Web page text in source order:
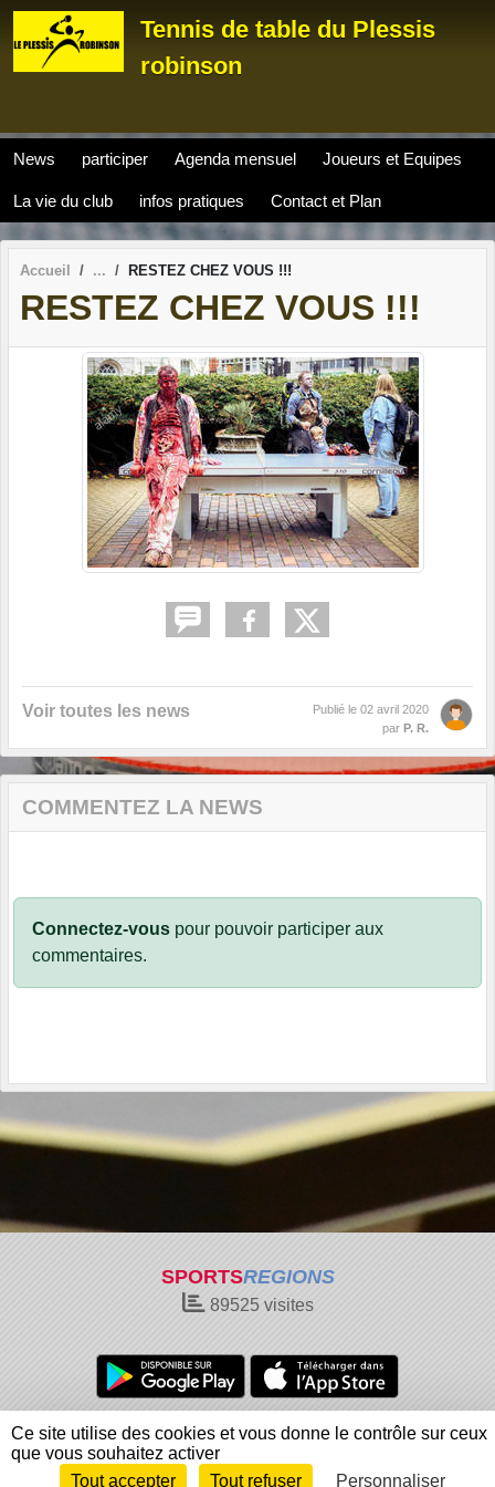
Tennis de table du Plessis
robinson
News participer Agenda mensuel Joueurs et Equipes
La vie du club infos pratiques Contact et Plan
Accueil RESTEZ CHEZ VOUS !!!
RESTEZ CHEZ VOUS !!!
Voir toutes les news Publié le 02 avril 2020
par P. R.
COMMENTEZ LA NEWS
Connectez-vous pour pouvoir participer aux
commentaires.
SPORTSREGIONS
89525visites
Charte cookies
Gestion des cookies
Informations légales
Signaler un contenu inapproprié
Envie de participer ?
Connexion
Panneau de gestion des cookies
Ce site utilise des cookies et vous donne le contrôle sur ceux
que vous souhaitez activer
Tout accepter
Tout refuser Personnaliser